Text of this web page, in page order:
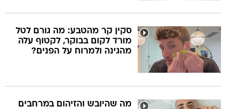
סקין קר מהטבע: מה גורם לטל
מורד לקום בבוקר, לקטוף עלה
מהגינה ולמרוח על הפנים?
מה שהיובש והזיהום במרחבים